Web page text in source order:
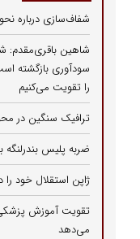
شفاف‌سازی درباره
شاهین باقری‌مقدم:
سودآوری بازگشته
را تقویت می‌کنیم
ترافیک سنگین در
ضربه پلیس بندرلنگه
ژاپن استقلال خود را
تقویت آموزش
می‌دهد